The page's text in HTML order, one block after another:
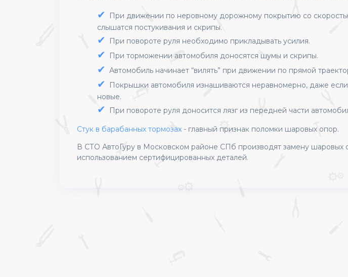
При движении по неровному дорожному покрытию со
слышатся постукивания и скрипы.
При повороте руля необходимо прикладывать усилия.
При торможении автомобиля доносятся шумы и скрипы.
Автомобиль начинает “вилять” при движении по прямой
Покрышки автомобиля изнашиваются неравномерно, даже
новые.
При повороте руля доносится лязг из передней части
Стук в барабанных тормозах - главный признак поломки шаровых опор.
В СТО АвтоГуру в Московском районе СПб производят замену шаровых
использованием сертифицированных деталей.